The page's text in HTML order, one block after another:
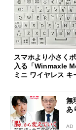
スマホより小さく
入る「Winmaxle
ミニ ワイヤレス キ
無
あ
AD